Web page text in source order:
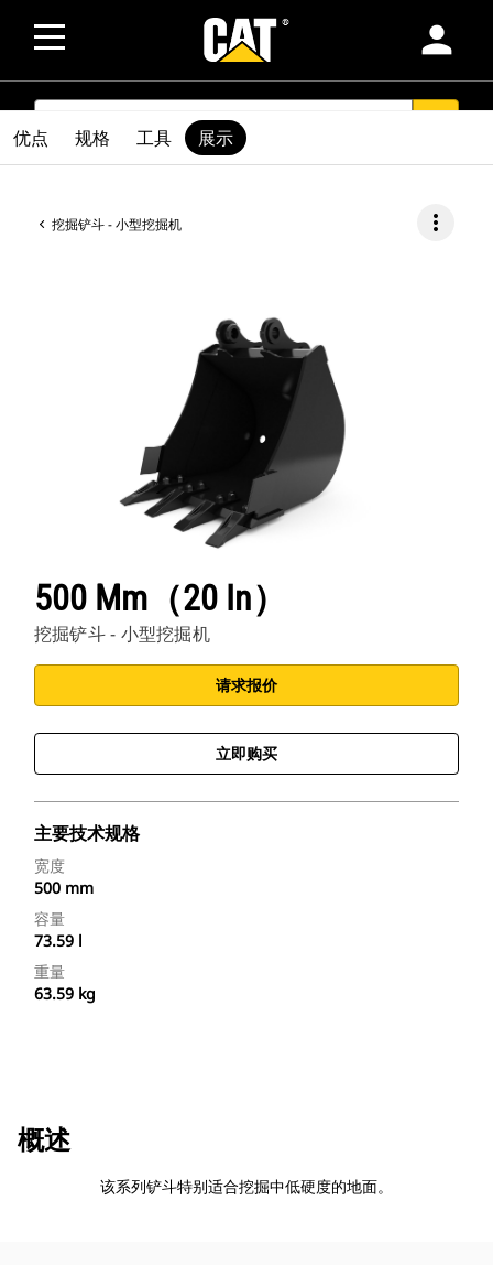
person
SEARCH
挖掘铲斗 - 小型挖掘机 more_vert
500 Mm（20 In）
挖掘铲斗 - 小型挖掘机
请求报价
立即购买
主要技术规格
宽度
500 mm
容量
73.59 l
重量
63.59 kg
优点 规格 工具 展示
概述
该系列铲斗特别适合挖掘中低硬度的地面。